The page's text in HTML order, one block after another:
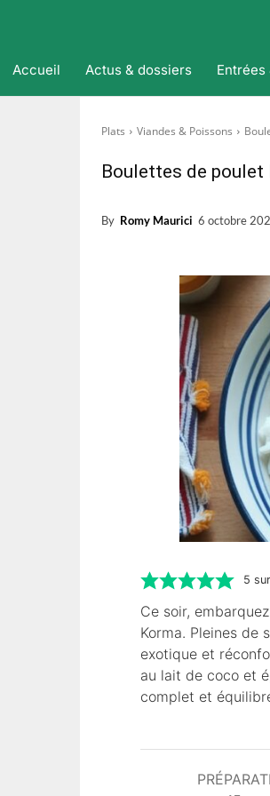
Accueil Actus & dossiers Entrées
Plats Viandes & Poissons
Boulettes de poulet
By Romy Maurici 6 octobre
5 sur
Ce soir,
Korma. Pleines
exotique et
au lait de coco et
complet et